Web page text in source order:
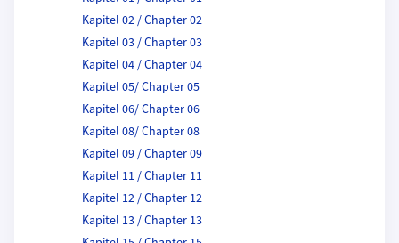
Kapitel 02 / Chapter 02
Kapitel 03 / Chapter 03
Kapitel 04 / Chapter 04
Kapitel 05/ Chapter 05
Kapitel 06/ Chapter 06
Kapitel 08/ Chapter 08
Kapitel 09 / Chapter 09
Kapitel 11 / Chapter 11
Kapitel 12 / Chapter 12
Kapitel 13 / Chapter 13